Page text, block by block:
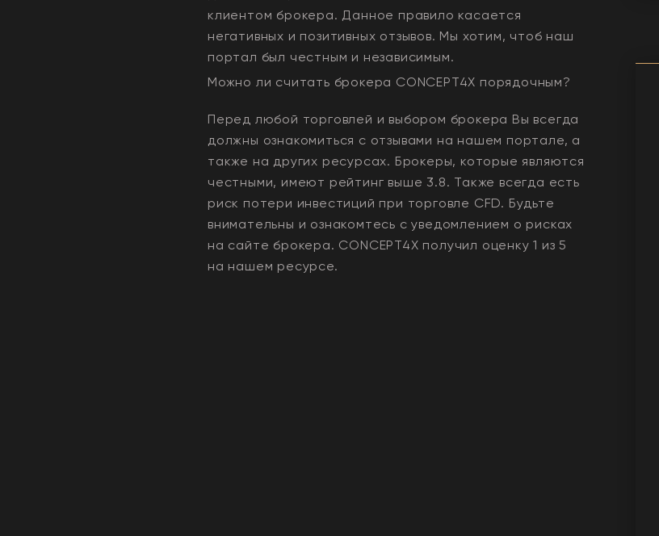
клиентом брокера. Данное правило касается
негативных и позитивных отзывов. Мы хотим, чтоб наш
портал был честным и независимым.
Можно ли считать брокера CONCEPT4X порядочным?
Перед любой торговлей и выбором брокера Вы всегда
должны ознакомиться с отзывами на нашем портале, а
также на других ресурсах. Брокеры, которые являются
честными, имеют рейтинг выше 3.8. Также всегда еcть
риск потери инвестиций при торговле CFD. Будьте
внимательны и ознакомтесь с уведомлением о рисках
на сайте брокера. CONCEPT4X получил оценку1 из 5
на нашем ресурсе.